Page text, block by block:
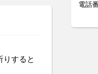
りすると
電話